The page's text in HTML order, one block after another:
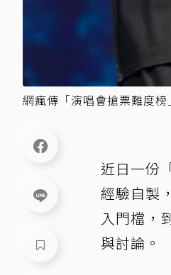
網瘋傳「演唱會搶票難度
近日一份
經驗自製
入門檔，
與討論。